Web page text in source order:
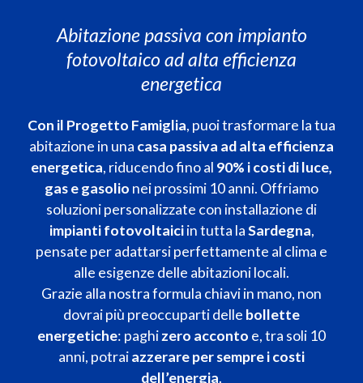
Abitazione passiva con impianto
fotovoltaico ad alta efficienza
energetica
Con il Progetto Famiglia, puoi trasformare la tua
abitazione in una casa passiva ad alta efficienza
energetica, riducendo fino al 90% i costi di luce,
gas e gasolio nei prossimi 10 anni. Offriamo
soluzioni personalizzate con installazione di
impianti fotovoltaiciin tutta laSardegna,
pensate per adattarsi perfettamente al clima e
alle esigenze delle abitazioni locali.
Grazie alla nostra formula chiavi in mano, non
dovrai più preoccuparti delle bollette
energetiche: paghizero acconto e, tra soli 10
anni, potraiazzerare per sempre i costi
dell’energia.